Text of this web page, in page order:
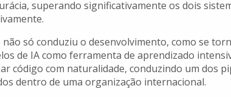
superando significativamente os dois
não só conduziu o desenvolvimento, como se
de IA como ferramenta de aprendizado
código com naturalidade, conduzindo um dos
dentro de uma organização internacional.